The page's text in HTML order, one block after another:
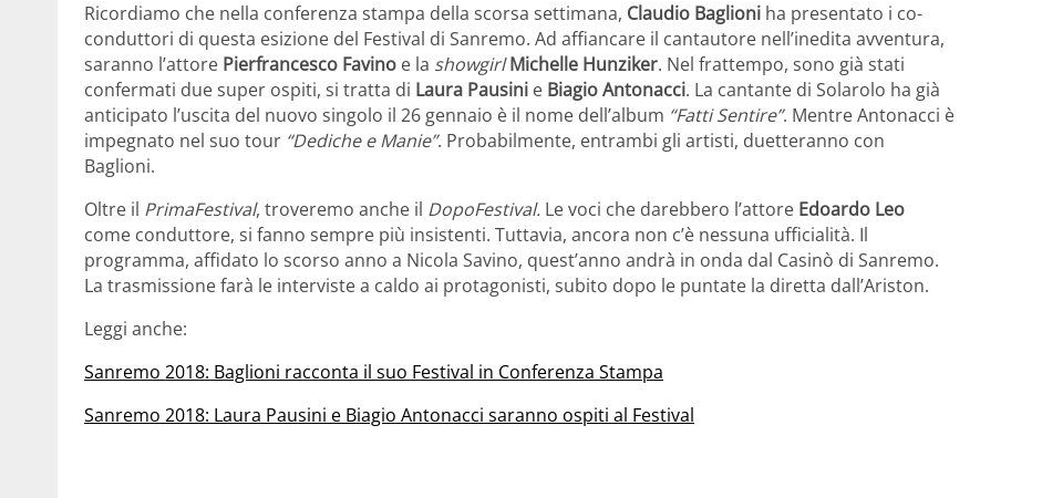
Ricordiamo che nella conferenza stampa della scorsa settimana, Claudio Baglioni ha presentato i co-
conduttori di questa esizione del Festival di Sanremo. Ad affiancare il cantautore nell’inedita avventura,
saranno l’attore Pierfrancesco Favino e la showgirl Michelle Hunziker. Nel frattempo, sono già stati
confermati due super ospiti, si tratta di Laura Pausini e Biagio Antonacci. La cantante di Solarolo ha già
anticipato l’uscita del nuovo singolo il 26 gennaio è il nome dell’album “Fatti Sentire”. Mentre Antonacci è
impegnato nel suo tour “Dediche e Manie”. Probabilmente, entrambi gli artisti, duetteranno con
Baglioni.
Oltre il PrimaFestival, troveremo anche il DopoFestival. Le voci che darebbero l’attore Edoardo Leo
come conduttore, si fanno sempre più insistenti. Tuttavia, ancora non c’è nessuna ufficialità. Il
programma, affidato lo scorso anno a Nicola Savino, quest’anno andrà in onda dal Casinò di Sanremo.
La trasmissione farà le interviste a caldo ai protagonisti, subito dopo le puntate la diretta dall’Ariston.
Leggi anche:
Sanremo 2018: Baglioni racconta il suo Festival in Conferenza Stampa
Sanremo 2018: Laura Pausini e Biagio Antonacci saranno ospiti al Festival